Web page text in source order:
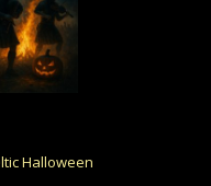
Halloween